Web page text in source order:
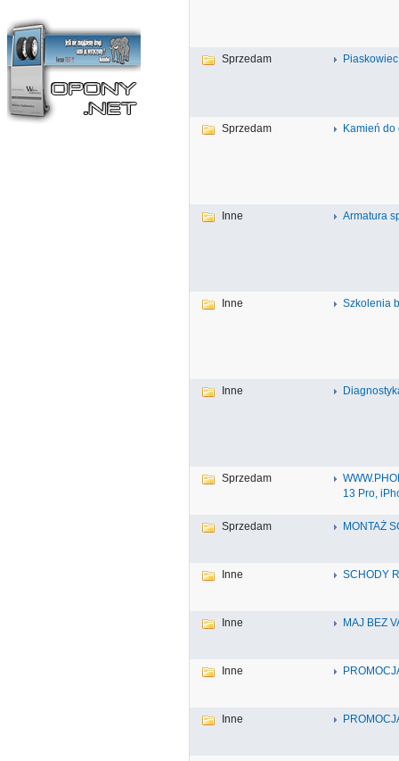
Sprzedam
Sprzedam Kamień
Inne Armatura
Inne Szkolenia
Inne
Sprzedam
13 Pro,
Sprzedam MONTAŻ
Inne SCHODY
Inne MAJ BEZ
Inne
Inne